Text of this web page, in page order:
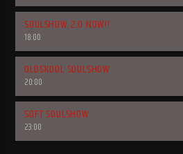
SOULSHOW 2.0 NOW!!
18:00
OLDSKOOL SOULSHOW
20:00
SOFT SOULSHOW
23:00